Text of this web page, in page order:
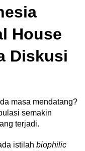
House
Diskusi
masa mendatang?
semakin
terjadi.
istilah biophilic